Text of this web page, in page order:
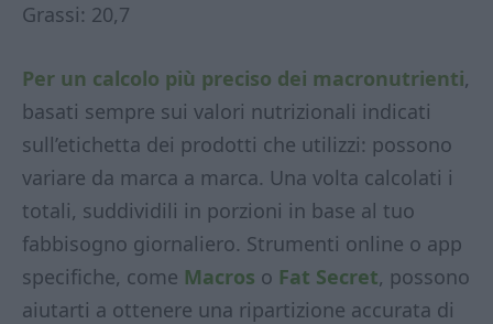
Grassi: 20,7
Per un calcolo più preciso dei macronutrienti,
basati sempre sui valori nutrizionali indicati
sull’etichetta dei prodotti che utilizzi: possono
variare da marca a marca. Una volta calcolati i
totali, suddividili in porzioni in base al tuo
fabbisogno giornaliero. Strumenti online o app
specifiche, come Macros o Fat Secret, possono
aiutarti a ottenere una ripartizione accurata di